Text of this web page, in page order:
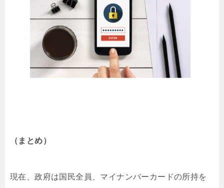
（まとめ）
現在、政府は国民全員、マイナンバーカードの所持を